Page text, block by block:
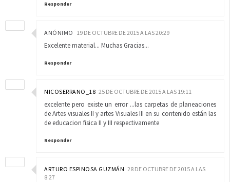
Responder
ANÓNIMO 19 DE OCTUBRE DE 2015 A LAS 20:29
Excelente material... Muchas Gracias...
Responder
NICOSERRANO_18 25 DE OCTUBRE DE 2015 A LAS 19:11
excelente pero existe un error ...las carpetas de planeaciones
de Artes visuales II y artes Visuales III en su contenido están las
de educacion fisica II y III respectivamente
Responder
ARTURO ESPINOSA GUZMÁN 28 DE OCTUBRE DE 2015 A LAS
8:27